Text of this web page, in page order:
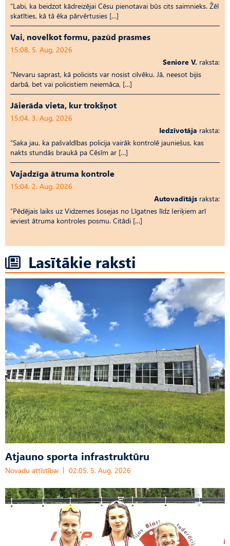
“Labi, ka beidzot kādreizējai Cēsu pienotavai būs cits saimnieks. Žēl
skatīties, kā tā ēka pārvērtusies […]
Vai, novelkot formu, pazūd prasmes
15:08, 5. Aug, 2026
Seniore V. raksta:
“Nevaru saprast, kā policists var nosist cilvēku. Jā, neesot bijis
darbā, bet vai policistiem neiemāca, […]
Jāierāda vieta, kur trokšņot
15:04, 3. Aug, 2026
Iedzīvotāja raksta:
“Saka jau, ka pašvaldības policija vairāk kontrolē jauniešus, kas
nakts stundās braukā pa Cēsīm ar […]
Vajadzīga ātruma kontrole
15:04, 2. Aug, 2026
Autovadītājs raksta:
“Pēdējais laiks uz Vid­ze­mes šosejas no Līgatnes līdz Ieriķiem arī
ieviest ātruma kontroles posmu. Citādi […]
Lasītākie raksti
Atjauno sporta infrastruktūru
Novadu attīstībai 02:05, 5. Aug, 2026